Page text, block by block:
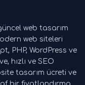
web tasarım
web siteleri
PHP, WordPress ve
hızlı ve SEO
tasarım ücreti ve